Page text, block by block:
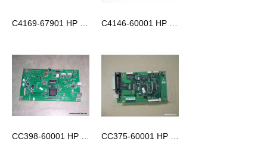
C4169-67901 HP LaserJet 4100 格式化板 C4146-60001 HP Laserjet 1100 格式化板
CC398-60001 HP Color LaserJet CM1312nf 格式化板 CC375-60001 HP LaserJet P2014格式化板